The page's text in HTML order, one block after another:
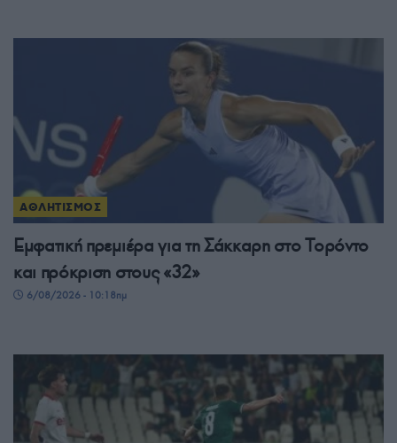
ΑΘΛΗΤΙΣΜΟΣ
Εμφατική πρεμιέρα για τη Σάκκαρη στο Τορόντο
και πρόκριση στους «32»
6/08/2026 - 10:18πμ